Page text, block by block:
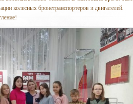
колесных бронетранспортеров и двигателей.